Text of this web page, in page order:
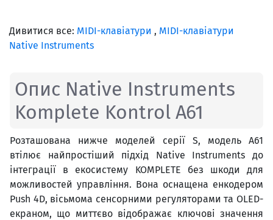
Дивитися все: MIDI-клавіатури , MIDI-клавіатури
Native Instruments
Опис Native Instruments
Komplete Kontrol A61
Розташована нижче моделей серії S, модель A61
втілює найпростіший підхід Native Instruments до
інтеграції в екосистему KOMPLETE без шкоди для
можливостей управління. Вона оснащена енкодером
Push 4D, вісьмома сенсорними регуляторами та OLED-
екраном, що миттєво відображає ключові значення